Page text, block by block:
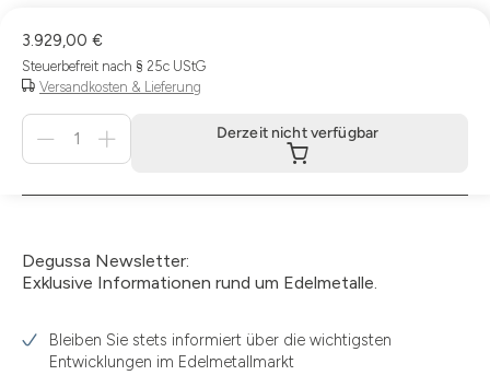
3.929,00 €
Steuerbefreit nach § 25c UStG
Versandkosten & Lieferung
Derzeit
verfügbar
Derzeit nicht verfügbar
Degussa Newsletter:
Exklusive Informationen rund um Edelmetalle.
Bleiben Sie stets informiert über die wichtigsten
Entwicklungen im Edelmetallmarkt